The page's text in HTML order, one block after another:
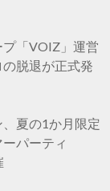
「VOIZ」運営
脱退が正式発
夏の1か月限定
パーティ